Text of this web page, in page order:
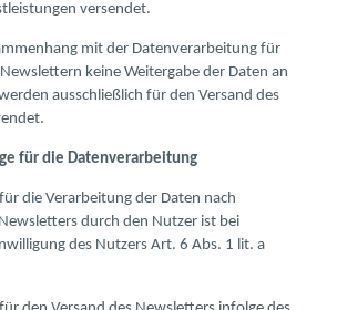
versendet.
mit der Datenverarbeitung für
keine Weitergabe der Daten an
ausschließlich für den Versand des
für die Datenverarbeitung
die Verarbeitung der Daten nach
durch den Nutzer ist bei
des Nutzers Art. 6 Abs. 1 lit. a